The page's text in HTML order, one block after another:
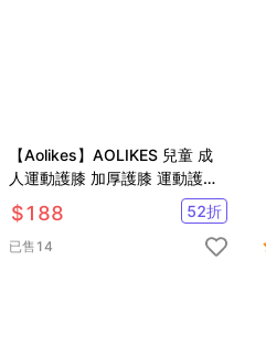
【Aolikes】AOLIKES 兒童 成
人運動護膝 加厚護膝 運動護具
直排輪護膝 海綿護膝
$188 52折
已售 14